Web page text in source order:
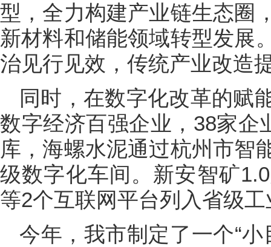
型，全力构建产业链生态圈
新材料和储能领域转型发展
治见行见效，传统产业改造
同时，在数字化改革的赋
数字经济百强企业，38家企
库，海螺水泥通过杭州市智
级数字化车间。新安智矿
等2个互联网平台列入省级
今年，我市制定了一个“